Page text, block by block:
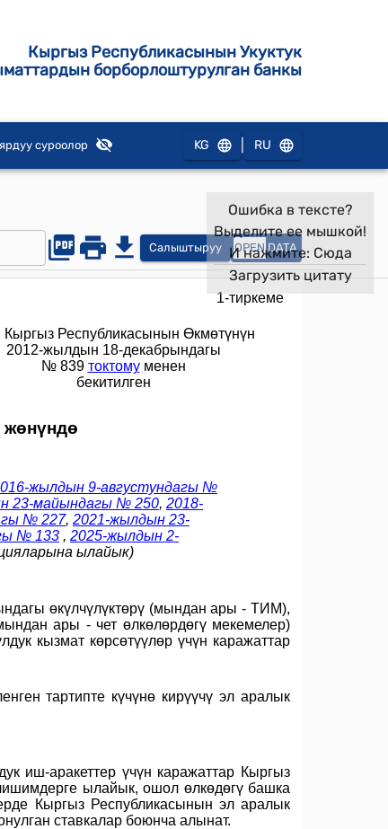
Кыргыз Республикасынын Укуктук
борборлоштурулган банкы
суроолор KG RU
Салыштыруу OPEN DATA
Ошибка в тексте?
Выделите ее мышкой!
И нажмите: Сюда
Загрузить цитату